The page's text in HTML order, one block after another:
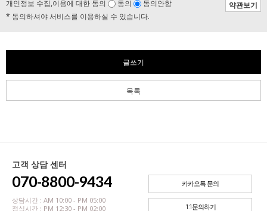
개인정보 수집,이용에 대한 동의 동의 동의안함
약관보기
* 동의하셔야 서비스를 이용하실 수 있습니다.
글쓰기
목록
고객 상담 센터
070-8800-9434
상담시간 : AM 10:00 - PM 05:00
점심시간 : PM 12:30 - PM 02:00
카카오톡 문의
1:1문의하기